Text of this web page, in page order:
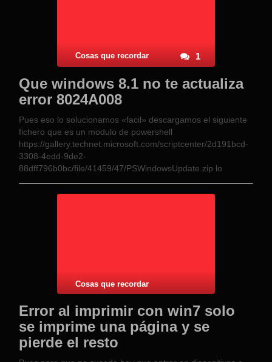
Cosas que recordar 1
Que windows 8.1 no te actualiza
error 8024A008
Pues eso lo solucionamos «facil» descargamos el siguiente
fichero que es un modulo de powershell
https://gallery.technet.microsoft.com/scriptcenter/2d191bcd-
3308-4edd-9de2-
88dff796b0bc/file/41459/47/PSWindowsUpdate.zip lo
este instalado
Cosas que recordar
Error al imprimir con win7 solo
se imprime una página y se
pierde el resto